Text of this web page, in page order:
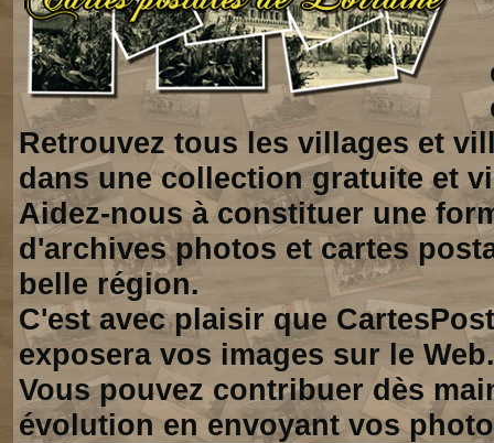
Retrouvez tous les villages et
dans une collection gratuite et
Aidez-nous à constituer une
d'archives photos et cartes
belle région.
C'est avec plaisir que
exposera vos images sur le Web.
Vous pouvez contribuer dès
évolution en envoyant vos